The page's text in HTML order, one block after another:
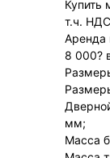
Купить
т.ч.
Аренда
8 000?
мм;
Масса